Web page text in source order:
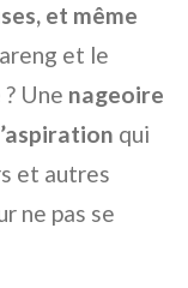
et même
et le
Une nageoire
qui
et autres
ne pas se